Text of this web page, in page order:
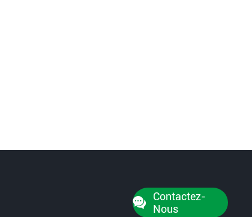
Contactez-
Nous